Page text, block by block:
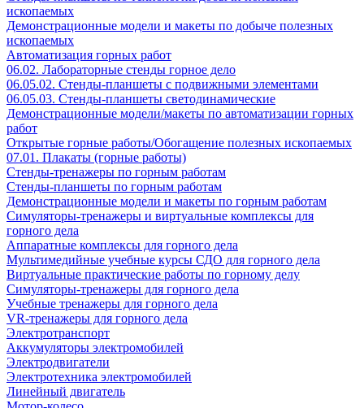
ископаемых
Демонстрационные модели и макеты по добыче полезных
ископаемых
Автоматизация горных работ
06.02. Лабораторные стенды горное дело
06.05.02. Стенды-планшеты с подвижными элементами
06.05.03. Стенды-планшеты светодинамические
Демонстрационные модели/макеты по автоматизации горных
работ
Открытые горные работы/Обогащение полезных ископаемых
07.01. Плакаты (горные работы)
Стенды-тренажеры по горным работам
Стенды-планшеты по горным работам
Демонстрационные модели и макеты по горным работам
Симуляторы-тренажеры и виртуальные комплексы для
горного дела
Аппаратные комплексы для горного дела
Мультимедийные учебные курсы СДО для горного дела
Виртуальные практические работы по горному делу
Симуляторы-тренажеры для горного дела
Учебные тренажеры для горного дела
VR-тренажеры для горного дела
Электротранспорт
Аккумуляторы электромобилей
Электродвигатели
Электротехника электромобилей
Линейный двигатель